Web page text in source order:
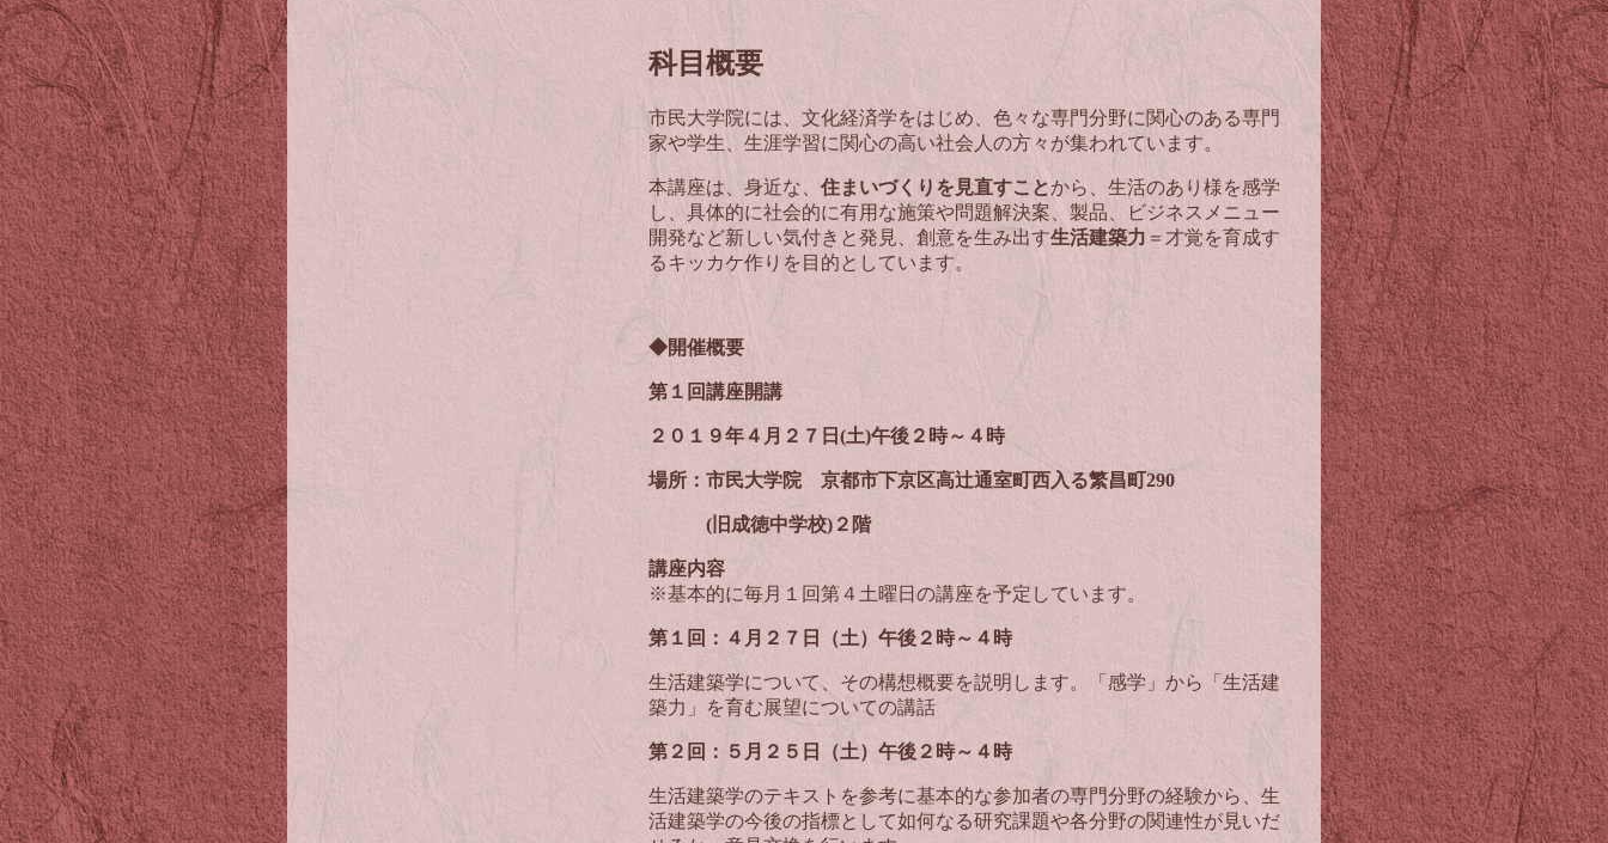
科目概要
市民大学院には、文化経済学をはじめ、色々な専門分野に関心のある専門
家や学生、生涯学習に関心の高い社会人の方々が集われています。
本講座は、身近な、住まいづくりを見直すことから、生活のあり様を感学
し、具体的に社会的に有用な施策や問題解決案、製品、ビジネスメニュー
開発など新しい気付きと発見、創意を生み出す生活建築力 ＝才覚を育成す
るキッカケ作りを目的としています。
◆開催概要
第１回講座開講
２０１９年４月２７日(土)午後２時～４時
場所：市民大学院 京都市下京区高辻通室町西入る繁昌町290
( 旧成徳中学校) ２階
講座内容
※基本的に毎月１回第４土曜日の講座を予定しています。
第１回：４月２７日（土） 午後２時～４時
生活建築学について、その構想概要を説明します。「感学」から「生活建
築力」を育む展望についての講話
第２回：５月２５日 （土） 午後２時～４時
生活建築学のテキストを参考に基本的な参加者の専門分野の経験から、生
活建築学の今後の指標として如何なる研究課題や各分野の関連性が見いだ